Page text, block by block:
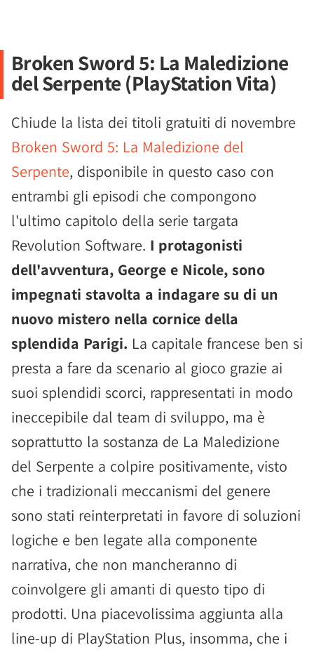
Broken Sword 5: La Maledizione
del Serpente (PlayStation Vita)
Chiude la lista dei titoli gratuiti di novembre
Broken Sword 5: La Maledizione del
Serpente, disponibile in questo caso con
entrambi gli episodi che compongono
l'ultimo capitolo della serie targata
Revolution Software. I protagonisti
dell'avventura, George e Nicole, sono
impegnati stavolta a indagare su di un
nuovo mistero nella cornice della
splendida Parigi. La capitale francese ben si
presta a fare da scenario al gioco grazie ai
suoi splendidi scorci, rappresentati in modo
ineccepibile dal team di sviluppo, ma è
soprattutto la sostanza de La Maledizione
del Serpente a colpire positivamente, visto
che i tradizionali meccanismi del genere
sono stati reinterpretati in favore di soluzioni
logiche e ben legate alla componente
narrativa, che non mancheranno di
coinvolgere gli amanti di questo tipo di
prodotti. Una piacevolissima aggiunta alla
line-up di PlayStation Plus, insomma, che i